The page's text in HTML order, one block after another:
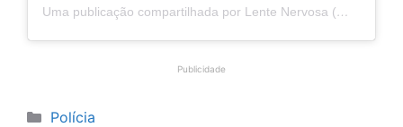
Uma publicação compartilhada por Lente Nervosa (@lentenervosaoficial)
Publicidade
Categorias
Polícia